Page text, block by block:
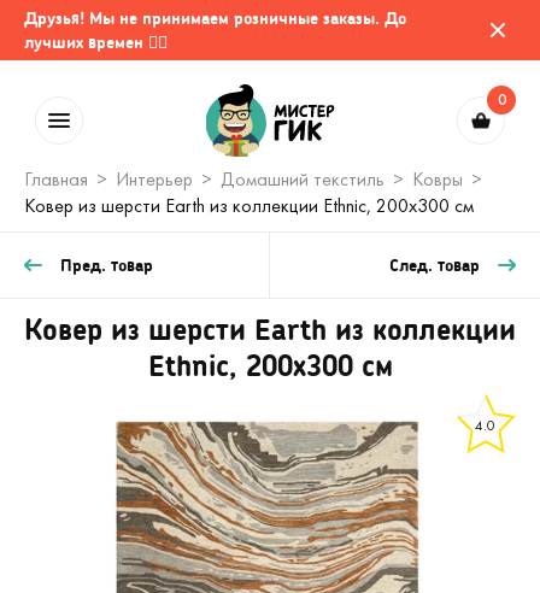
Друзья! Мы не принимаем розничные заказы. До
лучших времен 🤷‍♂️
0
Главная Интерьер Домашний текстиль
Ковры
Ковер из шерсти Earth из коллекции Ethnic, 200x300 см
Пред. товар След. товар
Ковер из шерсти Earth из коллекции
Ethnic, 200x300 см
4.0